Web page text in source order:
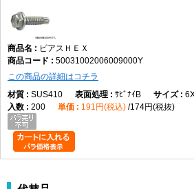
SUS304はステンレス鋼材のうち、耐熱鋼として
一つです。
耐食性、溶接性、機械的性質が良好なことで知ら
ピアスＨＥＸ
50031002006009000Y
この商品の詳細はコチラ
SUS410
ｻﾋﾞﾅｲB
200
191円(税込) 174円(税抜)